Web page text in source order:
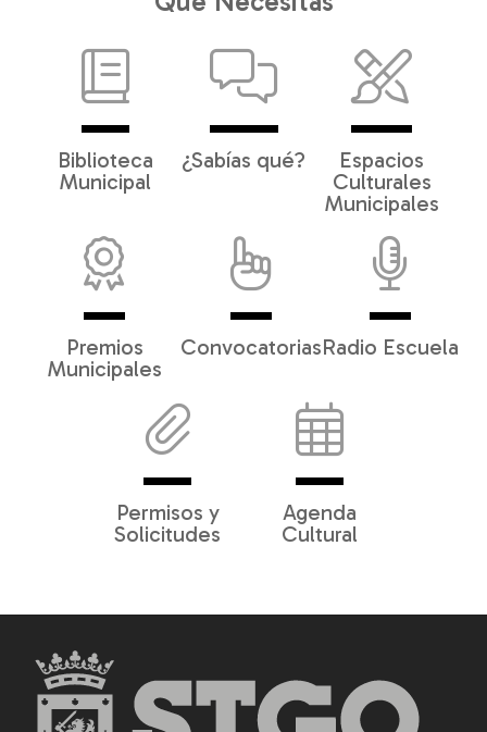
Biblioteca
Municipal
¿Sabías qué?
Espacios
Culturales
Municipales
Premios
Municipales
ConvocatoriasRadio Escuela
Permisos y
Solicitudes
Agenda
Cultural